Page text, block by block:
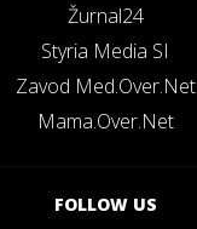
Žurnal24
Styria Media SI
Zavod Med.Over.Net
Mama.Over.Net
FOLLOW US